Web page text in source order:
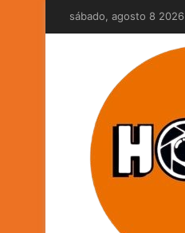
sábado, agosto 8 2026